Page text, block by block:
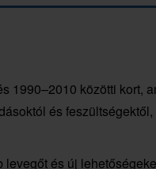
1990–2010 közötti kort,
és
és új